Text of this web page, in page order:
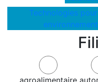
agroalimentaire
Technologies